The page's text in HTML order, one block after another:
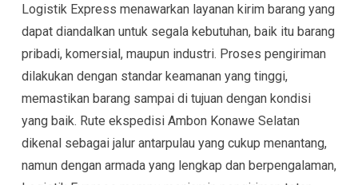
Logistik Express menawarkan layanan kirim barang yang
dapat diandalkan untuk segala kebutuhan, baik itu barang
pribadi, komersial, maupun industri. Proses pengiriman
dilakukan dengan standar keamanan yang tinggi,
memastikan barang sampai di tujuan dengan kondisi
yang baik. Rute ekspedisi Ambon Konawe Selatan
dikenal sebagai jalur antarpulau yang cukup menantang,
namun dengan armada yang lengkap dan berpengalaman,